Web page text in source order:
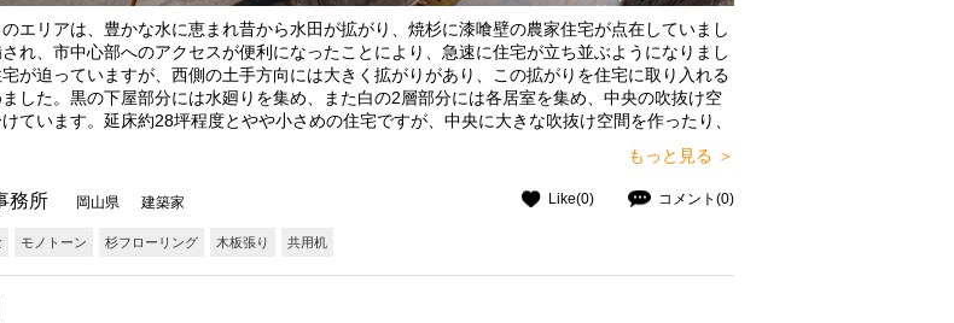
エリアは、豊かな水に恵まれ昔から水田が拡がり、焼杉に漆喰壁の農家住宅が点在していまし
れ、市中心部へのアクセスが便利になったことにより、急速に住宅が立ち並ぶようになりまし
が迫っていますが、西側の土手方向には大きく拡がりがあり、この拡がりを住宅に取り入れる
した。黒の下屋部分には水廻りを集め、また白の2層部分には各居室を集め、中央の吹抜け空
ています。延床約28坪程度とやや小さめの住宅ですが、中央に大きな吹抜け空間を作ったり、
佇む焼杉に漆喰壁の住宅の外観を踏襲し、歴史の延長線上に位置するデザインとしています。
もっと見る ＞
務所 岡山県 建築家 Like(0) コメント(0)
モノトーン 杉フローリング 木板張り 共用机